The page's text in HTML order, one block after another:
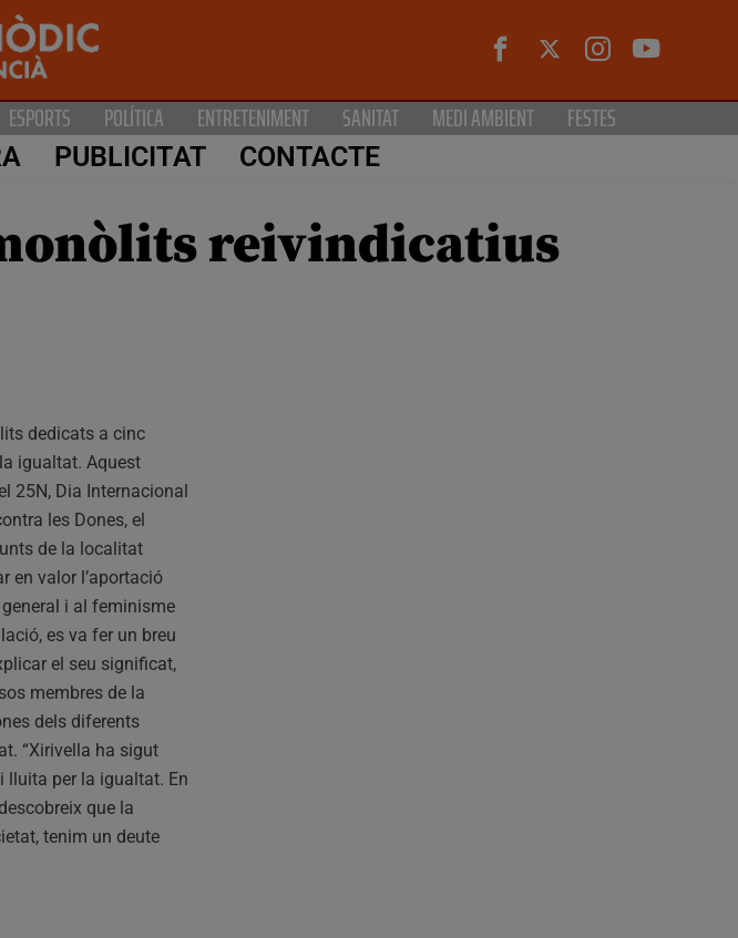
ESPORTS POLÍTICA ENTRETENIMENT SANITAT MEDI AMBIENT FESTES
PUBLICITAT CONTACTE
reivindicatius
dedicats a cinc
igualtat. Aquest
25N, Dia Internacional
les Dones, el
de la localitat
en valor l’aportació
i al feminisme
es va fer un breu
el seu significat,
membres de la
dels diferents
“Xirivella ha sigut
lluita per la igualtat. En
que la
tenim un deute